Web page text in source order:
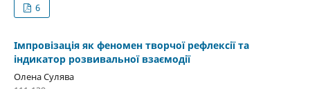
6
Імпровізація як феномен творчої рефлексії та
індикатор розвивальної взаємодії
Олена Сулява